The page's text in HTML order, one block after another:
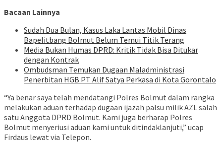
Bacaan Lainnya
Sudah Dua Bulan, Kasus Laka Lantas Mobil Dinas
Bapelitbang Bolmut Belum Temui Titik Terang
Media Bukan Humas DPRD: Kritik Tidak Bisa Ditukar
dengan Kontrak
Ombudsman Temukan Dugaan Maladministrasi
Penerbitan HGB PT Alif Satya Perkasa di Kota Gorontalo
“Ya benar saya telah mendatangi Polres Bolmut dalam rangka
melakukan aduan terhadap dugaan ijazah palsu milik AZL salah
satu Anggota DPRD Bolmut. Kami juga berharap Polres
Bolmut menyeriusi aduan kami untuk ditindaklanjuti,” ucap
Firdaus lewat via Telepon.